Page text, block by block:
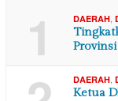
1 DAERAH
DAERAH
Ketua